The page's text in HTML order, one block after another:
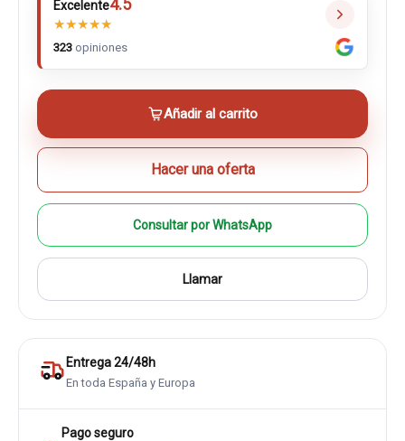
Excelente4.5
★★★★★
323 opiniones
Añadir al carrito
Hacer una oferta
Consultar por WhatsApp
Llamar
Entrega 24/48h
En toda España y Europa
Pago seguro